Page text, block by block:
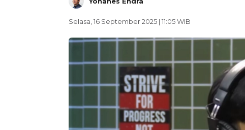
Selasa, 16 September 2025 | 11:05 WIB